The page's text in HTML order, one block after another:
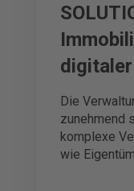
Die
zunehmend
komplexe
wie